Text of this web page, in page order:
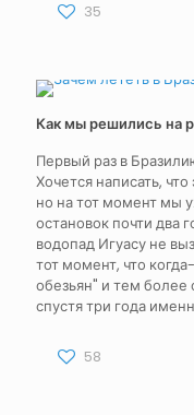
35
Как мы решились на
Первый раз в
Хочется написать,
но на тот момент мы
остановок почти два
водопад Игуасу не
тот момент, что
обезьян" и тем более
спустя три года
58